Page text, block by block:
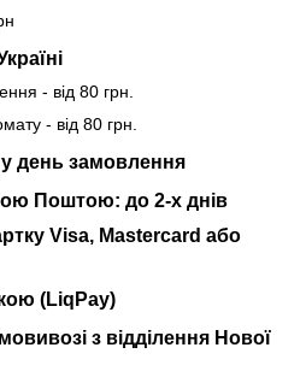
- від 80 грн.
- від 80 грн.
день замовлення
Поштою: до 2-х днів
Visa, Mastercard або
(LiqPay)
з відділення Нової